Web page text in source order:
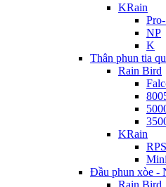
KRain
NP
K
Thân phun tia
Rain Bird
KRain
RPS
Đầu phun xòe -
Rain Bird